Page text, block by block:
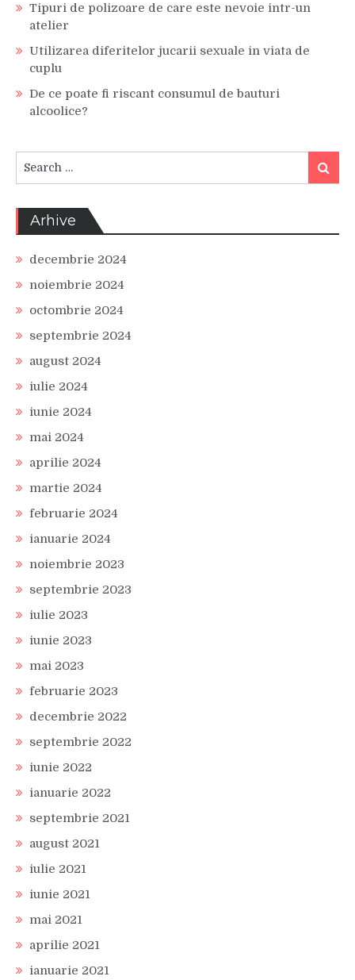
Tipuri de polizoare de care este nevoie intr-un
atelier
Utilizarea diferitelor jucarii sexuale in viata de
cuplu
De ce poate fi riscant consumul de bauturi
alcoolice?
for:
Search
Arhive
decembrie 2024
noiembrie 2024
octombrie 2024
septembrie 2024
august 2024
iulie 2024
iunie 2024
mai 2024
aprilie 2024
martie 2024
februarie 2024
ianuarie 2024
noiembrie 2023
septembrie 2023
iulie 2023
iunie 2023
mai 2023
februarie 2023
decembrie 2022
septembrie 2022
iunie 2022
ianuarie 2022
septembrie 2021
august 2021
iulie 2021
iunie 2021
mai 2021
aprilie 2021
ianuarie 2021